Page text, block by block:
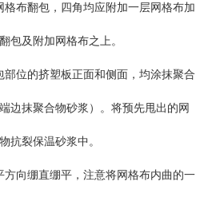
格布翻包，四角均应附加一层网格布加
包及附加网格布之上。
部位的挤塑板正面和侧面，均涂抹聚合
边抹聚合物砂浆）。将预先甩出的网
抗裂保温砂浆中。
方向绷直绷平，注意将网格布内曲的一